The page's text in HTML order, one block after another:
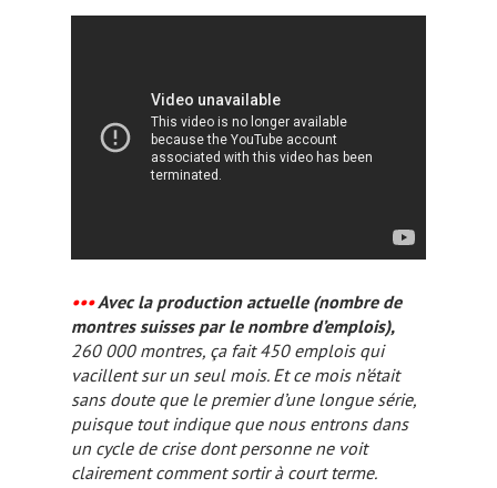
•••Avec la production actuelle (nombre de
montres suisses par le nombre d’emplois),
260 000 montres, ça fait 450 emplois qui
vacillent sur un seul mois. Et ce mois n’était
sans doute que le premier d’une longue série,
puisque tout indique que nous entrons dans
un cycle de crise dont personne ne voit
clairement comment sortir à court terme.